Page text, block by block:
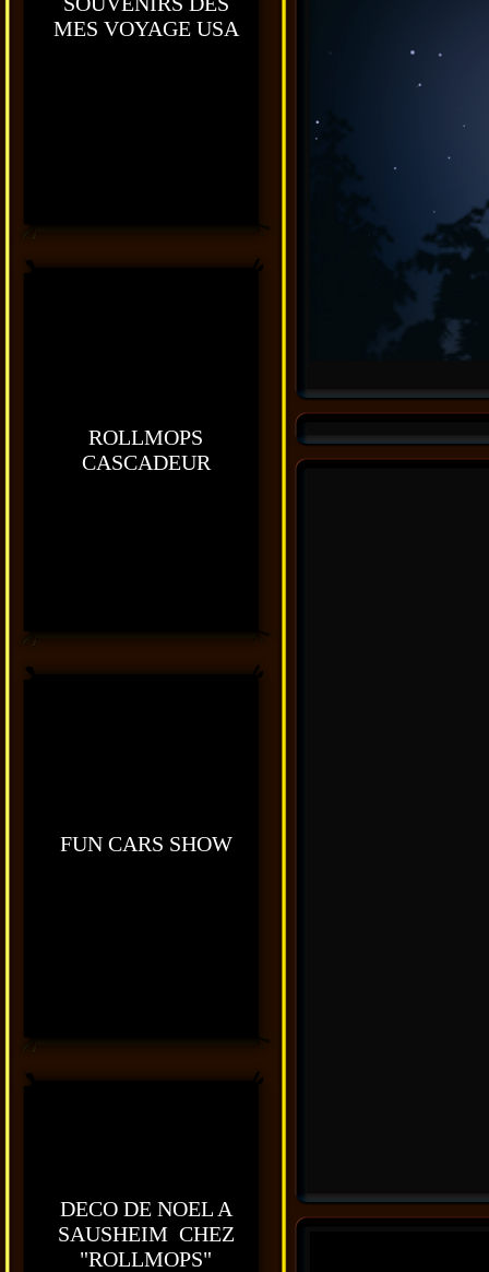
MES VOYAGE USA
ROLLMOPS
CASCADEUR
FUN CARS SHOW
DECO DE NOEL A
SAUSHEIM CHEZ
"ROLLMOPS"